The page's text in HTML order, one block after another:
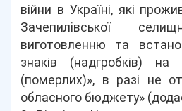
війни в Україні, які
Зачепилівської
виготовленню та
знаків (надгробків) на
(померлих)», в разі не
обласного бюджету»